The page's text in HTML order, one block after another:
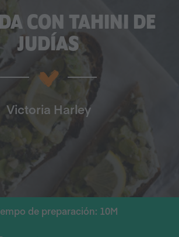
CON TAHINI DE
JUDÍAS
Victoria Harley
de preparación: 10M